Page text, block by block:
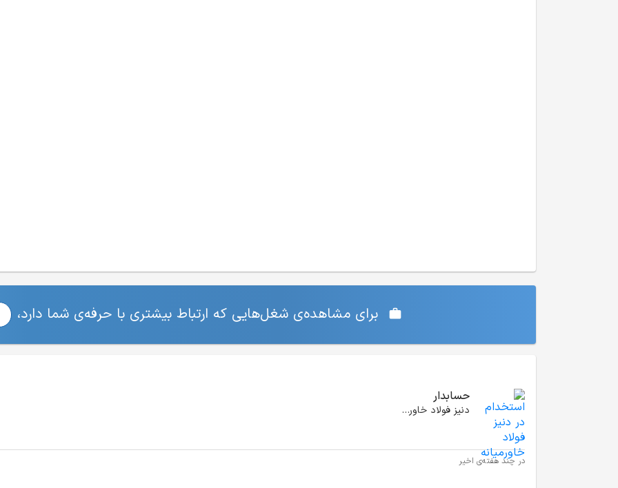
برای مشاهده‌ی شغل‌هایی که ارتباط بیشتری با حرفه‌ی شما دارد،
حسابدار
دنیز فولاد خاورمیانه
در چند هفته‌ی اخیر